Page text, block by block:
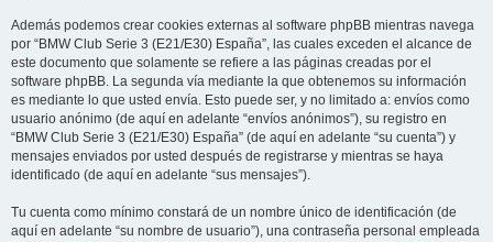
Además podemos crear cookies externas al software phpBB mientras navega
por “BMW Club Serie 3 (E21/E30) España”, las cuales exceden el alcance de
este documento que solamente se refiere a las páginas creadas por el
software phpBB. La segunda vía mediante la que obtenemos su información
es mediante lo que usted envía. Esto puede ser, y no limitado a: envíos como
usuario anónimo (de aquí en adelante “envíos anónimos”), su registro en
“BMW Club Serie 3 (E21/E30) España” (de aquí en adelante “su cuenta”) y
mensajes enviados por usted después de registrarse y mientras se haya
identificado (de aquí en adelante “sus mensajes”).
Tu cuenta como mínimo constará de un nombre único de identificación (de
aquí en adelante “su nombre de usuario”), una contraseña personal empleada